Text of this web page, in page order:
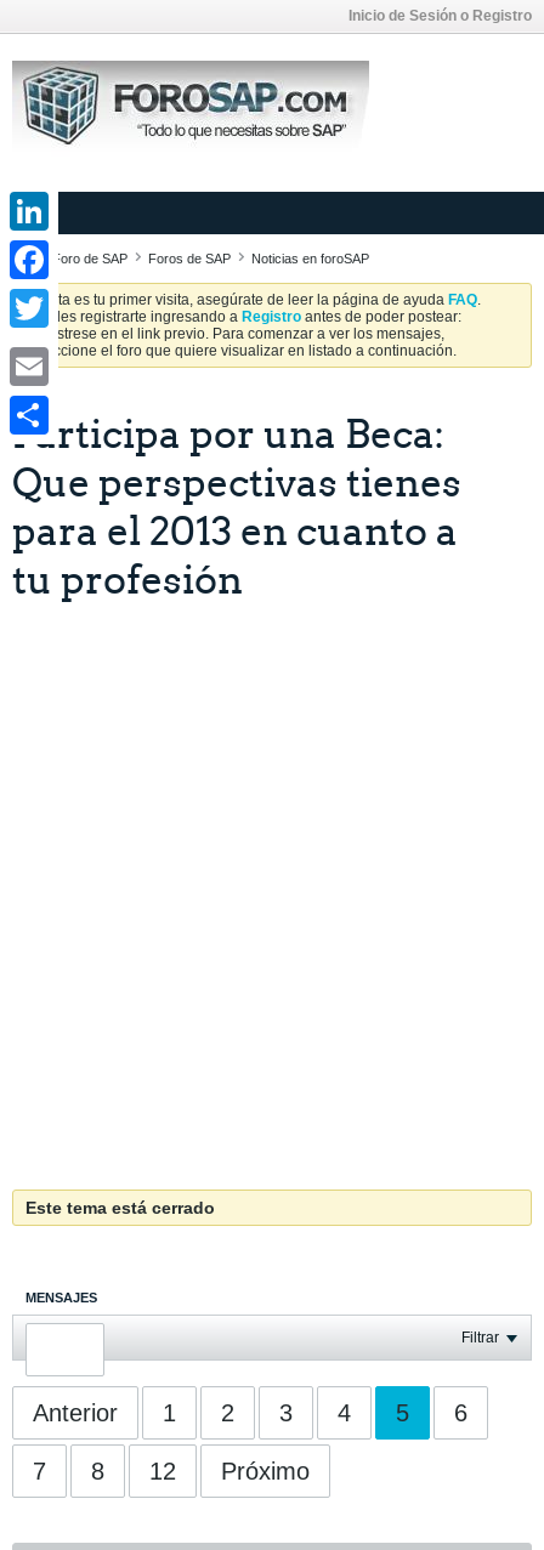
Inicio de Sesión o Registro
Foro de SAP Foros de SAP Noticias en foroSAP
Si esta es tu primer visita, asegúrate de leer la página de ayuda FAQ.
Puedes registrarte ingresando a Registro antes de poder postear:
Regístrese en el link previo. Para comenzar a ver los mensajes,
seleccione el foro que quiere visualizar en listado a continuación.
Participa por una Beca:
Que perspectivas tienes
para el 2013 en cuanto a
tu profesión
Este tema está cerrado
MENSAJES
ÚLTIMA ACTIVIDAD Filtrar
Anterior 1 2 3 4 5 6
7 8 12 Próximo
LinkedIn
Facebook
Twitter
Email